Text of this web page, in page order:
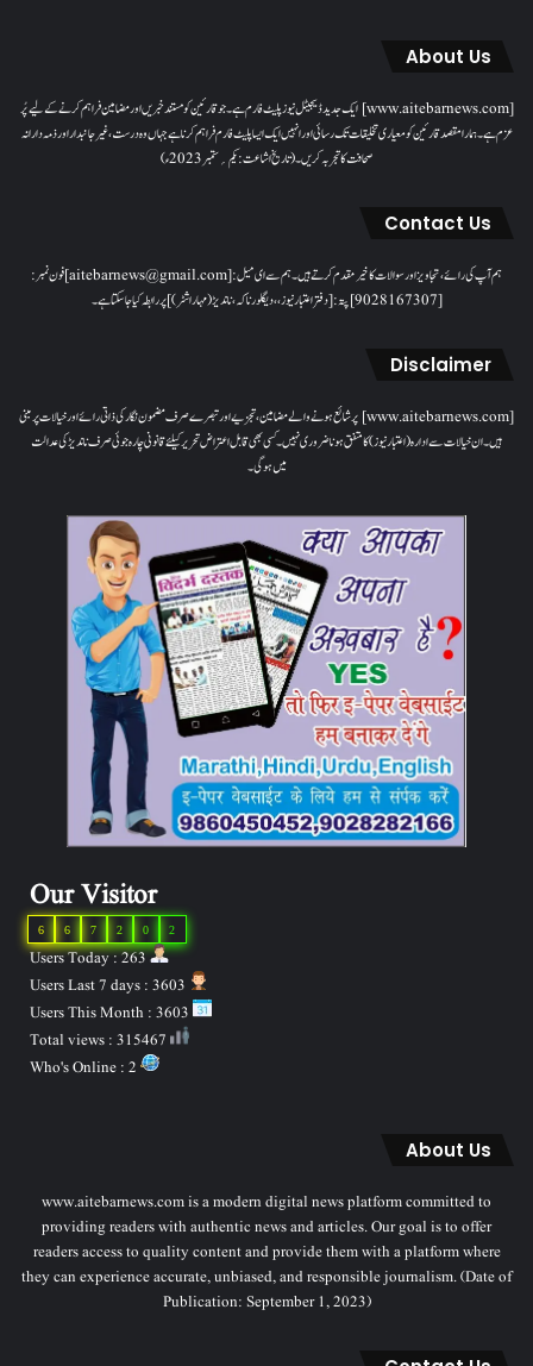
About Us
[www.aitebarnews.com] ایک جدید ڈیجیٹل نیوز پلیٹ فارم ہے۔ جو قارئین کو مستند خبریں اور مضامین فراہم کرنے کے لیے پُر
عزم ہے۔ ہمارا مقصدقارئین کو معیاری تخلیقات تک رسائی اور انہیں ایک ایسا پلیٹ فارم فراہم کرنا ہے جہاں وہ درست، غیر جانبدار اور ذمہ دارانہ
صحافت کا تجربہ کریں۔( تاریخ اشاعت : یکم؍ ستمبر 2023ء)
Contact Us
ہم آپ کی رائے، تجاویز اور سوالات کا خیرمقدم کرتے ہیں۔ ہم سےای میل: [aitebarnews@gmail.com]فون نمبر:
[9028167307]پتہ: [دفتر اعتبار نیوز، ، دیگلور ناکہ، ناندیڑ(مہاراشٹر) ] پر رابطہ کیا جاسکتا ہے۔
Disclaimer
[www.aitebarnews.com] پر شائع ہونے والے مضامین، تجزیے اور تبصرے صرف مضمون نگار کی ذاتی رائے اور خیالات پر مبنی
ہیں۔ ان خیالات سے ادارہ (اعتبار نیوز) کا متفق ہونا ضروری نہیں۔ کسی بھی قابل اعتراض تحریر کیلئے قانونی چارہ جوئی صرف ناندیڑ کی عدالت
میں ہوگی۔
Our Visitor
2
0
2
7
6
6
Users Today : 263
About Us
www.aitebarnews.com is a modern digital news platform committed to
providing readers with authentic news and articles. Our goal is to offer
readers access to quality content and provide them with a platform where
they can experience accurate, unbiased, and responsible journalism. (Date of
Publication: September 1, 2023)